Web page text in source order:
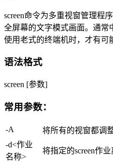
screen命令为多重视窗管理程
全屏幕的文字模式画面。通常
使用老式的终端机时，才有可
语法格式
screen [参数]
常用参数：
-A
将所有的视窗都调
-d<作业
名称>
将指定的screen作业